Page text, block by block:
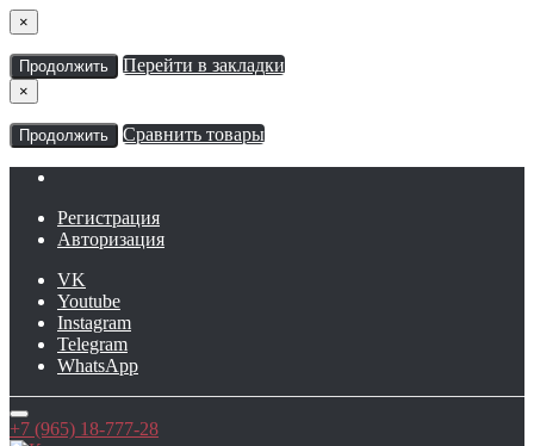
×
Продолжить Перейти в закладки
×
Продолжить Сравнить товары
Регистрация
Авторизация
VK
Youtube
Instagram
Telegram
WhatsApp
+7 (965) 18-777-28